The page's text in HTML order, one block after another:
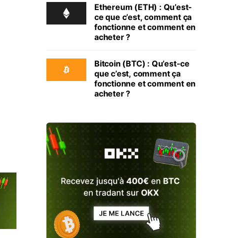
Ethereum (ETH) : Qu’est-
ce que c’est, comment ça
fonctionne et comment en
acheter ?
Bitcoin (BTC) : Qu’est-ce
que c’est, comment ça
fonctionne et comment en
acheter ?